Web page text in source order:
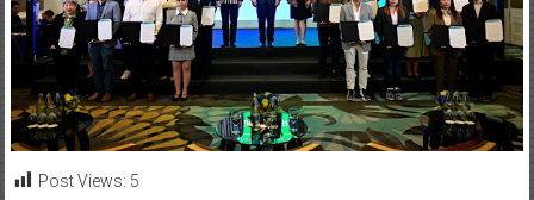
Post Views: 5